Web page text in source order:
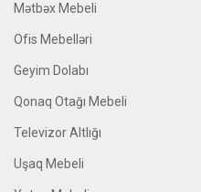
Mətbəx Mebeli
Ofis Mebelləri
Geyim Dolabı
Qonaq Otağı Mebeli
Televizor Altlığı
Uşaq Mebeli